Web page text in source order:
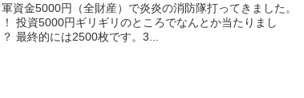
資金5000円（全財産）で炎炎の消防隊打ってきました。
投資5000円ギリギリのところでなんとか当たりまし
最終的には2500枚です。3...